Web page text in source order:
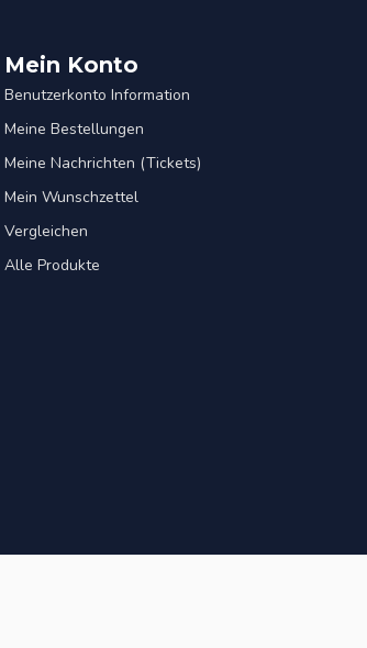
Mein Konto
Benutzerkonto Information
Meine Bestellungen
Meine Nachrichten (Tickets)
Mein Wunschzettel
Vergleichen
Alle Produkte